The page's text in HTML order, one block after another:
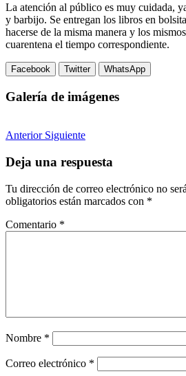
La atención al público es muy cuidada,
y barbijo. Se entregan los libros en
hacerse de la misma manera y los
cuarentena el tiempo correspondiente.
Facebook Twitter WhatsApp
Galería de imágenes
Anterior Siguiente
Deja una respuesta
Tu dirección de correo electrónico no
obligatorios están marcados con *
Comentario *
Nombre *
Correo electrónico *